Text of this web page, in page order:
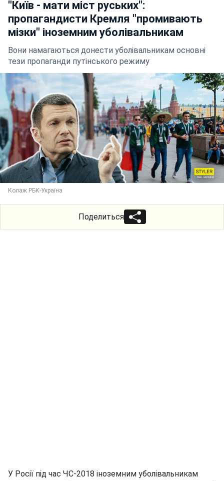
"Київ - мати міст руських":
пропагандисти Кремля "промивають
мізки" іноземним уболівальникам
Вони намагаються донести уболівальникам основні
тези пропаганди путінського режиму
Колаж РБК-Україна
Поделиться
У Росії під час ЧС-2018 іноземним уболівальникам